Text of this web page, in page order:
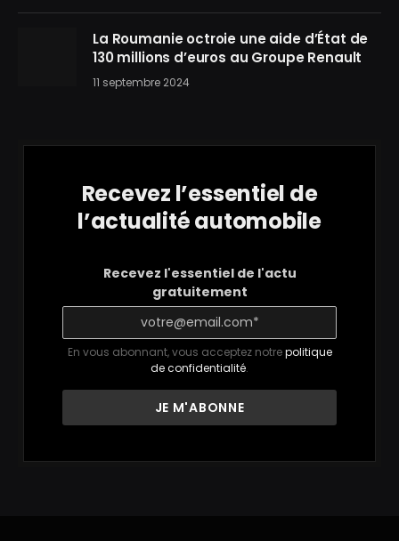
La Roumanie octroie une aide d’État de
130 millions d’euros au Groupe Renault
11 septembre 2024
Recevez l’essentiel de
l’actualité automobile
Recevez l'essentiel de l'actu
gratuitement
En vous abonnant, vous acceptez notrepolitique
de confidentialité.